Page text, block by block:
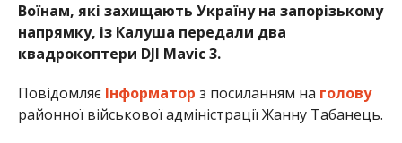
Воїнам, які захищають Україну на запорізькому
напрямку, із Калуша передали два
квадрокоптери DJI Mavic 3.
Повідомляє Інформатор з посиланням на голову
районної військової адміністрації Жанну Табанець.